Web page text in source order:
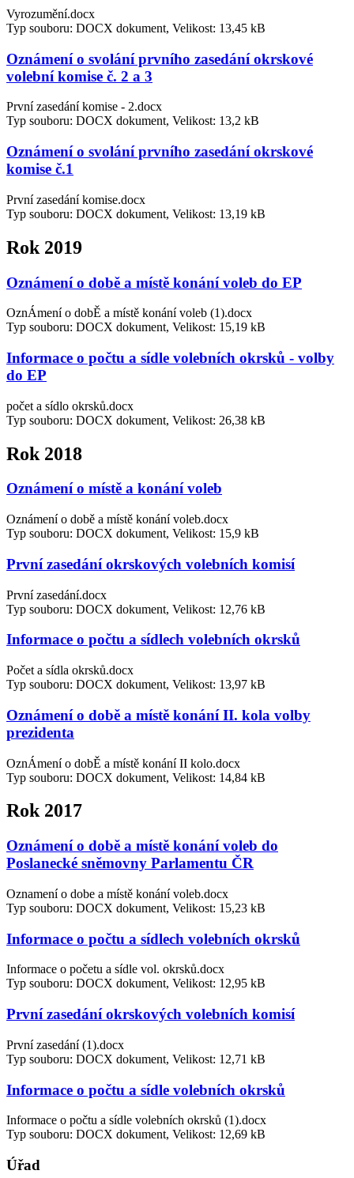
Vyrozumění.docx
Typ souboru: DOCX dokument, Velikost: 13,45 kB
Oznámení o svolání prvního zasedání okrskové
volební komise č. 2 a 3
První zasedání komise - 2.docx
Typ souboru: DOCX dokument, Velikost: 13,2 kB
Oznámení o svolání prvního zasedání okrskové
komise č.1
První zasedání komise.docx
Typ souboru: DOCX dokument, Velikost: 13,19 kB
Rok 2019
Oznámení o době a místě konání voleb do EP
OznÁmení o dobĚ a místě konání voleb (1).docx
Typ souboru: DOCX dokument, Velikost: 15,19 kB
Informace o počtu a sídle volebních okrsků - volby
do EP
počet a sídlo okrsků.docx
Typ souboru: DOCX dokument, Velikost: 26,38 kB
Rok 2018
Oznámení o místě a konání voleb
Oznámení o době a místě konání voleb.docx
Typ souboru: DOCX dokument, Velikost: 15,9 kB
První zasedání okrskových volebních komisí
První zasedání.docx
Typ souboru: DOCX dokument, Velikost: 12,76 kB
Informace o počtu a sídlech volebních okrsků
Počet a sídla okrsků.docx
Typ souboru: DOCX dokument, Velikost: 13,97 kB
Oznámení o době a místě konání II. kola volby
prezidenta
OznÁmení o dobĚ a místě konání II kolo.docx
Typ souboru: DOCX dokument, Velikost: 14,84 kB
Rok 2017
Oznámení o době a místě konání voleb do
Poslanecké sněmovny Parlamentu ČR
Oznamení o dobe a místě konání voleb.docx
Typ souboru: DOCX dokument, Velikost: 15,23 kB
Informace o počtu a sídlech volebních okrsků
Informace o početu a sídle vol. okrsků.docx
Typ souboru: DOCX dokument, Velikost: 12,95 kB
První zasedání okrskových volebních komisí
První zasedání (1).docx
Typ souboru: DOCX dokument, Velikost: 12,71 kB
Informace o počtu a sídle volebních okrsků
Informace o počtu a sídle volebních okrsků (1).docx
Typ souboru: DOCX dokument, Velikost: 12,69 kB
Úřad